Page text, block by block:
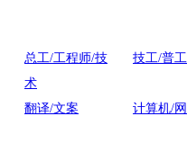
总工/工程师/技
术
技工/普工
翻译/文案 计算机/